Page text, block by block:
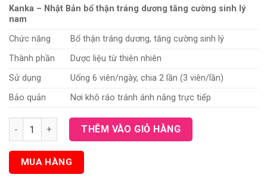
Kanka – Nhật Bản bổ thận tráng dương tăng cường sinh lý
nam
Chức năng
Bổ thận tráng dương, tăng cường sinh lý
Thành phần
Dược liệu từ thiên nhiên
Sử dụng
Uống 6 viên/ngày, chia 2 lần (3 viên/lần)
Bảo quản
Nơi khô ráo tránh ánh nắng trực tiếp
Viên uống Kanka Nhật Bản bổ thận tráng dương tăng cường
THÊM VÀO GIỎ HÀNG
MUA HÀNG